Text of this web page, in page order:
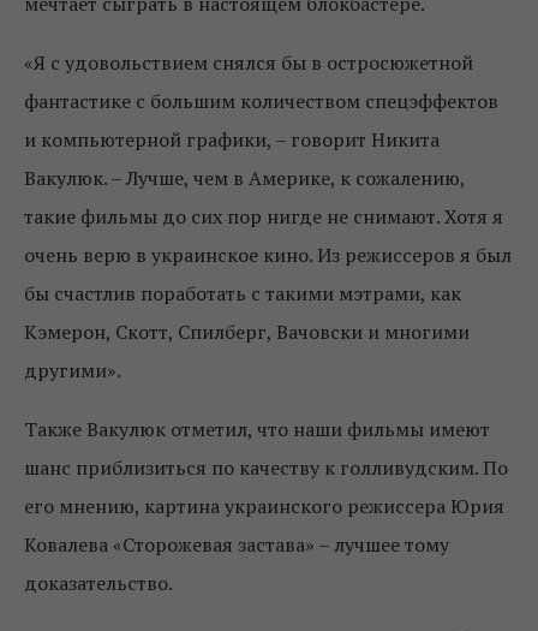
«Я с удовольствием снялся бы в остросюжетной
фантастике с большим количеством спецэффектов
и компьютерной графики, – говорит Никита
Вакулюк. – Лучше, чем в Америке, к сожалению,
такие фильмы до сих пор нигде не снимают. Хотя я
очень верю в украинское кино. Из режиссеров я был
бы счастлив поработать с такими мэтрами, как
Кэмерон, Скотт, Спилберг, Вачовски и многими
другими».
Также Вакулюк отметил, что наши фильмы имеют
шанс приблизиться по качеству к голливудским. По
его мнению, картина украинского режиссера Юрия
Ковалева «Сторожевая застава» – лучшее тому
доказательство.